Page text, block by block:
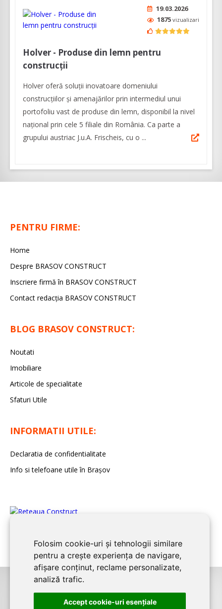
Folosim cookie-uri și tehnologii similare
pentru a crește experiența de navigare,
afișare conținut, reclame personalizate,
analiză trafic.
Accept cookie-uri esenţiale
19.03.2026
1875 vizualizari
Holver - Produse din lemn pentru
construcții
Holver oferă soluții inovatoare domeniului
construcțiilor și amenajărilor prin intermediul unui
portofoliu vast de produse din lemn, disponibil la nivel
național prin cele 5 filiale din România. Ca parte a
grupului austriac J.u.A. Frischeis, cu o ...
PENTRU FIRME:
Home
Despre BRASOV CONSTRUCT
Inscriere firmă în BRASOV CONSTRUCT
Contact redacţia BRASOV CONSTRUCT
BLOG BRASOV CONSTRUCT:
Noutati
Imobiliare
Articole de specialitate
Sfaturi Utile
INFORMATII UTILE:
Declaratia de confidentialitate
Info si telefoane utile în Braşov
©2008-2026BRASOV CONSTRUCTeste un serviciu de promovare online
pentru firme. Proiect digital dezvoltat deLIVE COMMUNICATIONS SRL